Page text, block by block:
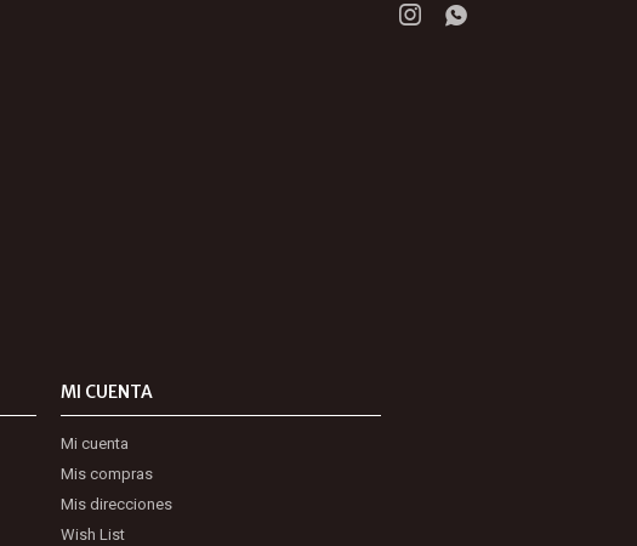
MI CUENTA
Mi cuenta
Mis compras
Mis direcciones
Wish List
 